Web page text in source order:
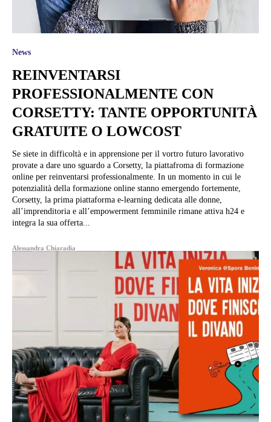
News
REINVENTARSI
PROFESSIONALMENTE CON
CORSETTY: TANTE OPPORTUNITÀ
GRATUITE O LOWCOST
Se siete in difficoltà e in apprensione per il vortro futuro lavorativo
provate a dare uno sguardo a Corsetty, la piattafroma di formazione
online per reinventarsi professionalmente. In un momento in cui le
potenzialità della formazione online stanno emergendo fortemente,
Corsetty, la prima piattaforma e-learning dedicata alle donne,
all’imprenditoria e all’empowerment femminile rimane attiva h24 e
integra la sua offerta...
Alessandra Chiaradia